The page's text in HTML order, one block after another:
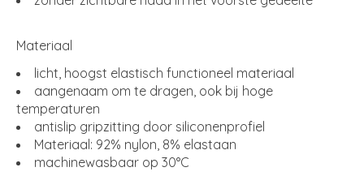
Materiaal
licht, hoogst elastisch functioneel materiaal
aangenaam om te dragen, ook bij hoge
temperaturen
antislip gripzitting door siliconenprofiel
Materiaal: 92% nylon, 8% elastaan
machinewasbaar op 30°C